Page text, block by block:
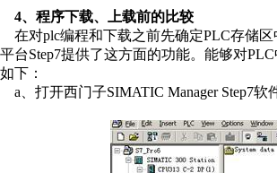
4、程序下载、上载前的比较
在对plc编程和下载之前先确定PLC存储
平台Step7提供了这方面的功能。能够对
如下：
a、打开西门子SIMATIC Manager Step7软